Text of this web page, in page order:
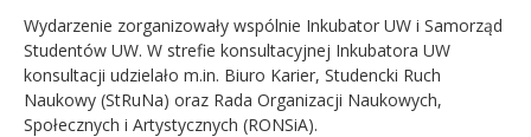
Wydarzenie zorganizowały wspólnie Inkubator UW i Samorząd
Studentów UW. W strefie konsultacyjnej Inkubatora UW
konsultacji udzielało m.in. Biuro Karier, Studencki Ruch
Naukowy (StRuNa) oraz Rada Organizacji Naukowych,
Społecznych i Artystycznych (RONSiA).